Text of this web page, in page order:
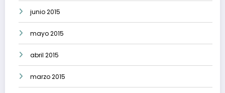
junio 2015
mayo 2015
abril 2015
marzo 2015